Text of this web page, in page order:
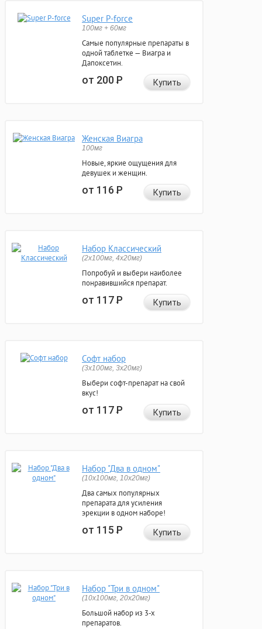
Super P-force
100мг + 60мг
Самые популярные препараты в
одной таблетке — Виагра и
Дапоксетин.
от 200Р Купить
Женская Виагра
100мг
Новые, яркие ощущения для
девушек и женщин.
от 116Р Купить
Набор Классический
(2x100мг, 4x20мг)
Попробуй и выбери наиболее
понравившийся препарат.
от 117Р Купить
Софт набор
(3x100мг, 3x20мг)
Выбери софт-препарат на свой
вкус!
от 117Р Купить
Набор "Два в одном"
(10x100мг, 10x20мг)
Два самых популярных
препарата для усиления
эрекции в одном наборе!
от 115Р Купить
Набор "Три в одном"
(10x100мг, 20x20мг)
Большой набор из 3-х
препаратов.